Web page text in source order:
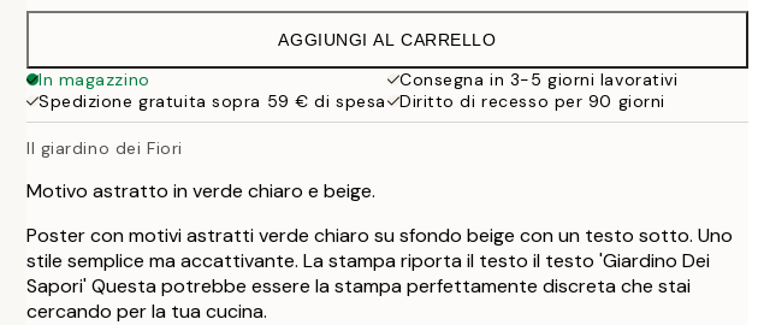
19,95 €
AGGIUNGI AL CARRELLO
In magazzino
Consegna in 3-5 giorni lavorativi
Spedizione gratuita sopra 59 € di spesa
Diritto di recesso per 90 giorni
Il giardino dei Fiori
Motivo astratto in verde chiaro e beige.
Poster con motivi astratti verde chiaro su sfondo beige con un testo sotto. Uno
stile semplice ma accattivante. La stampa riporta il testo il testo 'Giardino Dei
Sapori' Questa potrebbe essere la stampa perfettamente discreta che stai
cercando per la tua cucina.